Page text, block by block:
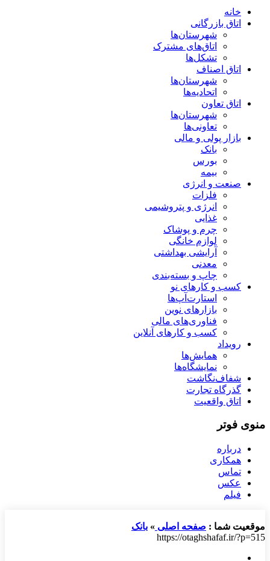
خانه
اتاق بازرگانی
شهرستان‌ها
اتاق‌های مشترک
تشکل‌ها
اتاق اصناف
شهرستان‌ها
اتحادیه‌ها
اتاق تعاون
شهرستان‌ها
تعاونی‌ها
بازار پولی و مالی
بانک
بورس
بیمه
صنعت و انرژی
فلزات
انرژی و پتروشیمی
غذایی
چرم و پوشاک
لوازم خانگی
آرایشی بهداشتی
معدنی
چاپ و بسته‌بندی
کسب و کارهای نو
استارت‌آپ‌ها
بازارهای نوین
فناوری‌های مالی
کسب و کارهای آنلاین
رویداد
همایش‌ها
نمایشگاه‌ها
شفاف‌نگاشت
گذرگاه تجارت
اتاق واقعیت
منوی فوتر
درباره
همکاری
تماس
عکس
فیلم
موقعیت شما : صفحه اصلی » بانک
https://otaghshafaf.ir/?p=515